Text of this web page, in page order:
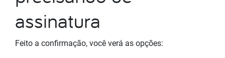
assinatura
Feito a confirmação, você verá as opções: